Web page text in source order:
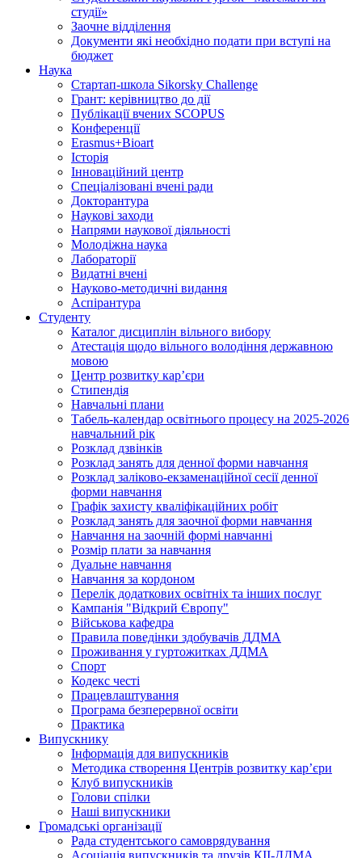
студії»
Заочне відділення
Документи які необхідно подати при вступі на
бюджет
Наука
Стартап-школа Sikorsky Challenge
Грант: керівництво до дії
Публікації вчених SCOPUS
Конференції
Erasmus+Bioart
Історія
Інноваційний центр
Спеціалізовані вчені ради
Докторантура
Наукові заходи
Напрями наукової діяльності
Молодіжна наука
Лабораторії
Видатні вчені
Науково-методичні видання
Аспірантура
Студенту
Каталог дисциплін вільного вибору
Атестація щодо вільного володіння державною
мовою
Центр розвитку кар’єри
Стипендія
Навчальні плани
Табель-календар освітнього процесу на 2025-2026
навчальний рік
Розклад дзвінків
Розклад занять для денної форми навчання
Розклад заліково-екзаменаційної сесії денної
форми навчання
Графік захисту кваліфікаційних робіт
Розклад занять для заочної форми навчання
Навчання на заочній формі навчанні
Розмір плати за навчання
Дуальне навчання
Навчання за кордоном
Перелік додаткових освітніх та інших послуг
Кампанія "Відкрий Європу"
Військова кафедра
Правила поведінки здобувачів ДДМА
Проживання у гуртожитках ДДМА
Спорт
Кодекс честі
Працевлаштування
Програма безперервної освіти
Практика
Випускнику
Інформація для випускників
Методика створення Центрів розвитку кар’єри
Клуб випускників
Голови спілки
Наші випускники
Громадські організації
Рада студентського самоврядування
Асоціація випускників та друзів КІІ-ДДМА